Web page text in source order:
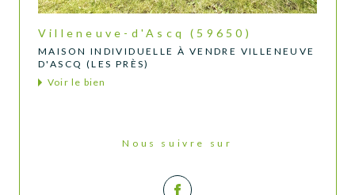
Villeneuve-d'Ascq (59650)
MAISON INDIVIDUELLE À VENDRE VILLENEUVE
D'ASCQ (LES PRÈS)
Voir le bien
Nous suivre sur